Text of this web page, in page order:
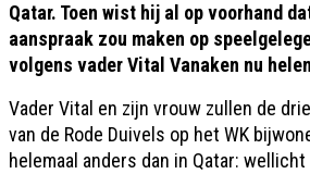
Qatar. Toen wist hij al op voorhand
aanspraak zou maken op
volgens vader Vital Vanaken nu
Vader Vital en zijn vrouw zullen de
van de Rode Duivels op het WK
helemaal anders dan in Qatar: